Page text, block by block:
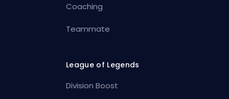
Coaching
Teammate
League of Legends
Division Boost